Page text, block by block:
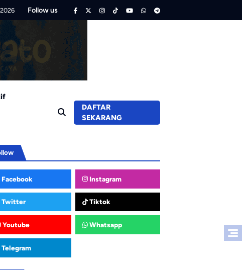
Follow us
DAFTAR
SEKARANG
Facebook Instagram
Twitter Tiktok
Youtube Whatsapp
Telegram